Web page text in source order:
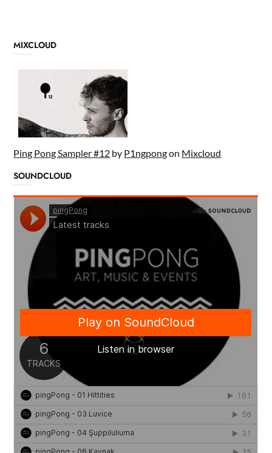
MIXCLOUD
Ping Pong Sampler #12 by P1ngpongon Mixcloud
SOUNDCLOUD